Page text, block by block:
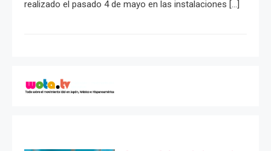
realizado el pasado 4 de mayo en las instalaciones […]